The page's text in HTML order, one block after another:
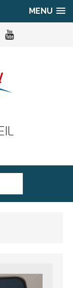
MENU